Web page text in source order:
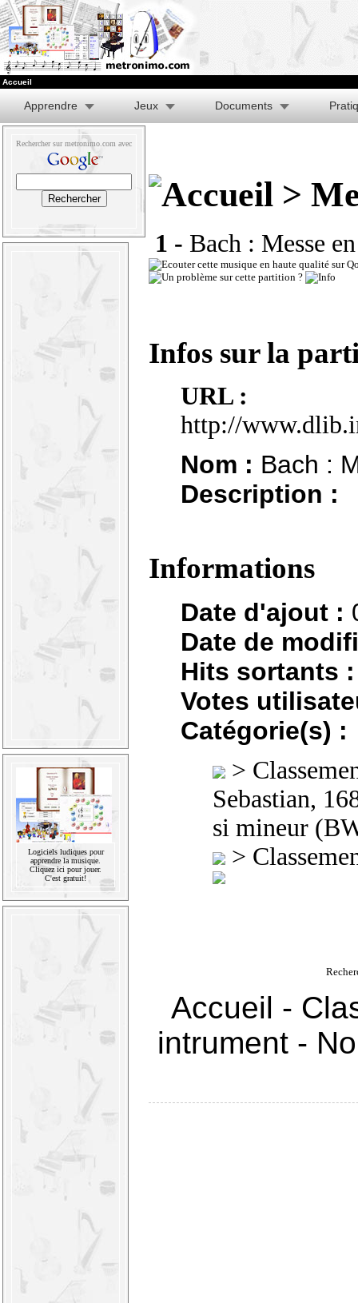
Accueil
Apprendre Jeux Documents
Rechercher sur metronimo.com avec
Logiciels ludiques pour
apprendre la musique.
Cliquez ici pour jouer.
C'est gratuit!
>
1 - Bach : Messe
Infos sur la
URL :
http://
Nom : Bach :
Description :
Informations
Date d'ajout :
Date de
Hits sortants :
Votes
Catégorie(s) :
>
Sebastian,
si mineur
>
Accueil -
intrument-